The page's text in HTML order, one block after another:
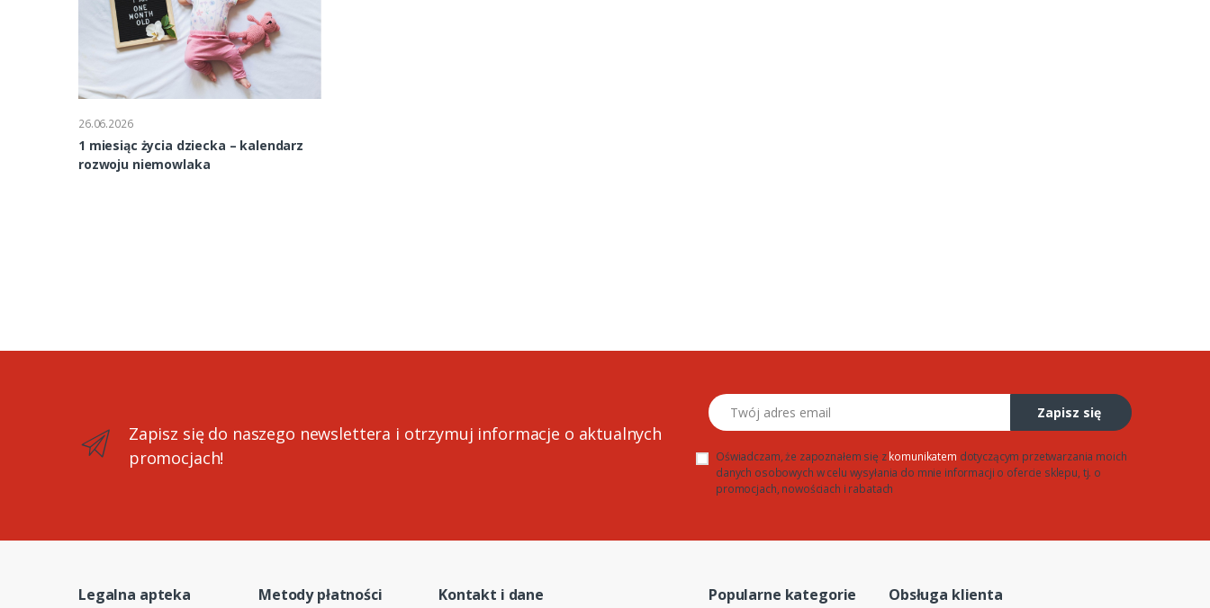
26.06.2026
1 miesiąc życia dziecka – kalendarz
rozwoju niemowlaka
Zapisz się do naszego newslettera i otrzymuj informacje o aktualnych
promocjach!
Twój adres email
Zapisz się
Oświadczam, że zapoznałem się zkomunikatem dotyczącym przetwarzania moich
danych osobowych w celu wysyłania do mnie informacji o ofercie sklepu, tj. o
promocjach, nowościach i rabatach
Legalna apteka Metody płatności Kontakt i dane Popularne kategorie Obsługa klienta